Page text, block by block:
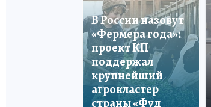
В России назовут
«Фермера года»:
проект КП
поддержал
крупнейший
агрокластер
страны «Фуд